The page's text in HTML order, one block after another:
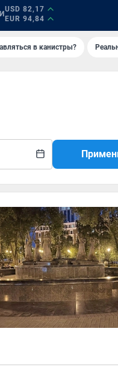
USD 82,17
EUR 94,84
в канистры?